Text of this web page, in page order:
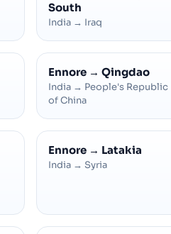
South
India → Iraq
Ennore → Qingdao
India → People's Republic
of China
Ennore → Latakia
India → Syria